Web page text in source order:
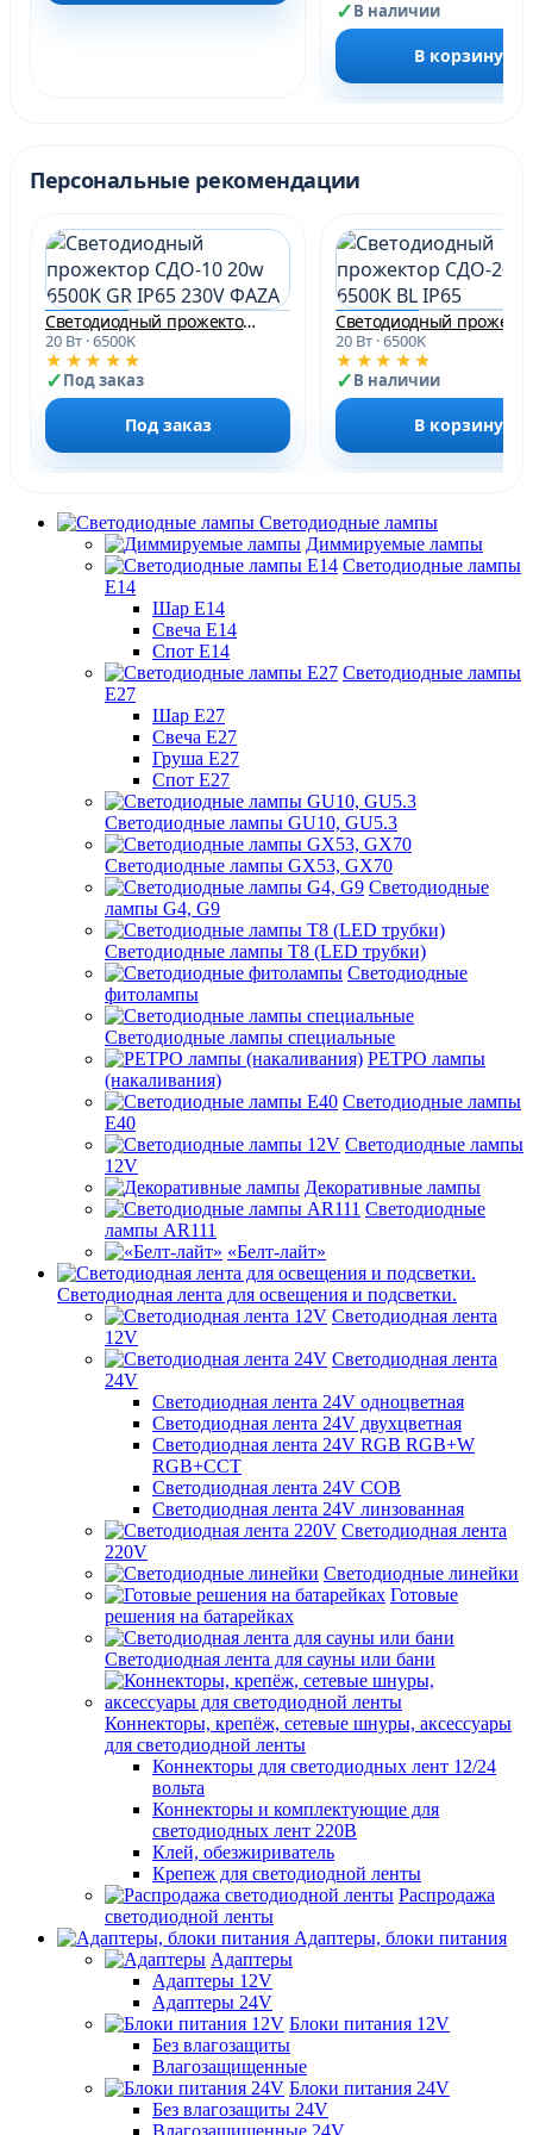
В наличии
В корзину
Персональные рекомендации
Светодиодный прожектор СДО-10 20w 6500K GR IP65 230V ФАZА
20 Вт · 6500K
★★★★★
Под заказ
Под заказ
20 Вт · 6500K
★★★★★
В наличии
В корзину
Светодиодные лампы
Диммируемые лампы
Светодиодные лампы
Е14
Шар Е14
Свеча Е14
Спот Е14
Светодиодные лампы
Е27
Шар Е27
Свеча Е27
Груша Е27
Спот Е27
Светодиодные лампы GU10, GU5.3
Светодиодные лампы GX53, GX70
Светодиодные
лампы G4, G9
Светодиодные лампы Т8 (LED трубки)
Светодиодные
фитолампы
Светодиодные лампы специальные
РЕТРО лампы
(накаливания)
Светодиодные лампы
E40
Светодиодные лампы
12V
Декоративные лампы
Светодиодные
лампы AR111
«Белт-лайт»
Светодиодная лента для освещения и подсветки.
Светодиодная лента
12V
Светодиодная лента
24V
Светодиодная лента 24V одноцветная
Светодиодная лента 24V двухцветная
Светодиодная лента 24V RGB RGB+W
RGB+CCT
Светодиодная лента 24V COB
Светодиодная лента 24V линзованная
Светодиодная лента
220V
Светодиодные линейки
Готовые
решения на батарейках
Светодиодная лента для сауны или бани
Коннекторы, крепёж, сетевые шнуры, аксессуары
для светодиодной ленты
Коннекторы для светодиодных лент 12/24
вольта
Коннекторы и комплектующие для
светодиодных лент 220В
Клей, обезжириватель
Крепеж для светодиодной ленты
Распродажа
светодиодной ленты
Адаптеры, блоки питания
Адаптеры
Адаптеры 12V
Адаптеры 24V
Блоки питания 12V
Без влагозащиты
Влагозащищенные
Блоки питания 24V
Без влагозащиты 24V
Влагозащищенные 24V